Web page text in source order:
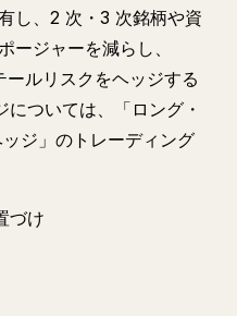
し、2 次・3 次銘柄や資
ージャーを減らし、
ルリスクをヘッジする
ついては、「ロング・
ジ」のトレーディング
づけ